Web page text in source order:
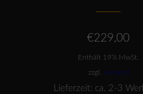
€229,00
Enthält 19% MwSt.
zzgl. Versand
Lieferzeit: ca. 2-3